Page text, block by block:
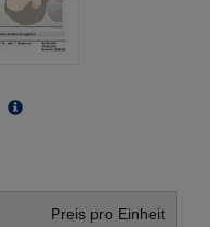
Preis pro Einheit